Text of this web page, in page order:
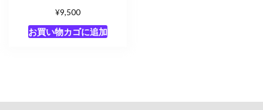
¥9,500
お買い物カゴに追加